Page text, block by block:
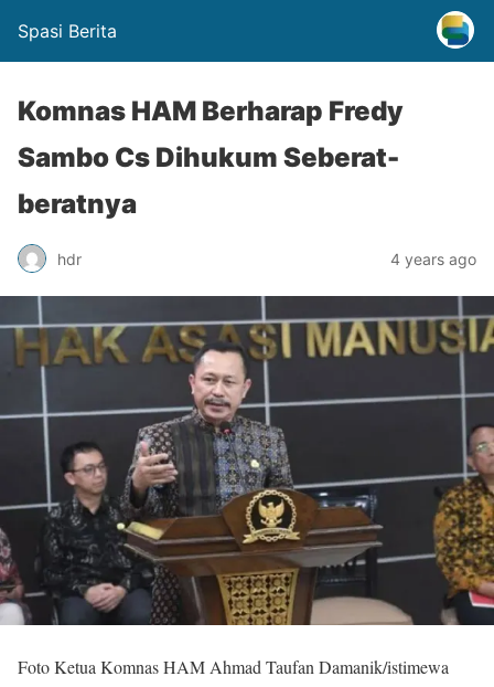
Spasi Berita
Komnas HAM Berharap Fredy
Sambo Cs Dihukum Seberat-
beratnya
hdr 4 years ago
Foto Ketua Komnas HAM Ahmad Taufan Damanik/istimewa